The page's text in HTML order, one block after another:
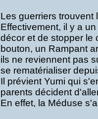
Les guerriers trouvent
Effectivement, il y a
décor et de stopper le
bouton, un Rampant
ils ne reviennent pas
se rematérialiser
Il prévient Yumi qui
parents décident
En effet, la Méduse